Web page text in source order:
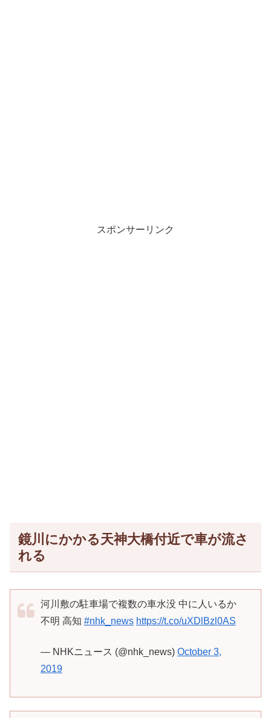
スポンサーリンク
鏡川にかかる天神大橋付近で車が流さ
れる
河川敷の駐車場で複数の車水没 中に人いるか
不明 高知 #nhk_news https://t.co/uXDlBzl0AS
— NHKニュース (@nhk_news) October 3,
2019